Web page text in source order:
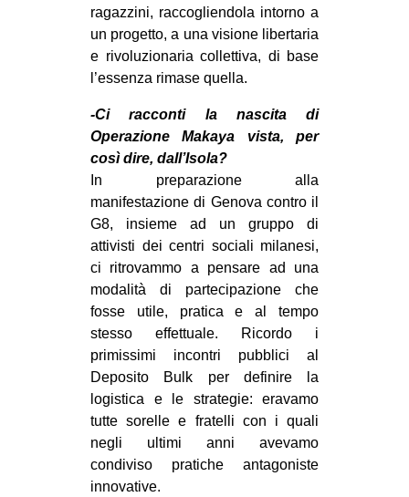
in
tw
bsky
SEARCH
ragazzini, raccogliendola intorno a
un progetto, a una visione libertaria
e rivoluzionaria collettiva, di base
l’essenza rimase quella.
-Ci racconti la nascita di
Operazione Makaya vista, per
così dire, dall’Isola?
In preparazione alla
manifestazione di Genova contro il
G8, insieme ad un gruppo di
attivisti dei centri sociali milanesi,
ci ritrovammo a pensare ad una
modalità di partecipazione che
fosse utile, pratica e al tempo
stesso effettuale. Ricordo i
primissimi incontri pubblici al
Deposito Bulk per definire la
logistica e le strategie: eravamo
tutte sorelle e fratelli con i quali
negli ultimi anni avevamo
condiviso pratiche antagoniste
innovative.